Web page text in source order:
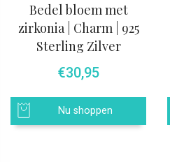
Bedel bloem met
zirkonia | Charm | 925
Sterling Zilver
€30,95
Nu shoppen